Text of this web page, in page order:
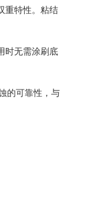
重特性。粘结
时无需涂刷底
的可靠性，与